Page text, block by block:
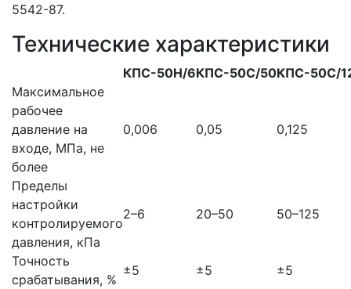
5542-87.
Технические характеристики
КПС-50Н/6КПС-50С/50КПС-50С/
Максимальное
рабочее
давление на
входе, МПа, не
более
0,006 0,05 0,125
Пределы
настройки
контролируемого
давления, кПа
2–6 20–50 50–125
Точность
срабатывания, %
±5 ±5
±5